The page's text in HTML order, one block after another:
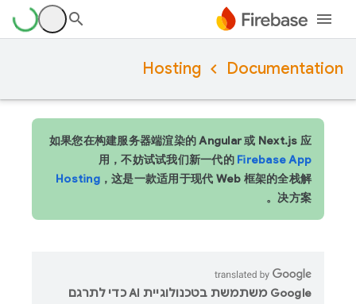
Documentation
Hosting
如果您在构建服务器端渲染的 Angular 或 Next.js 应
用，不妨试试我们新一代的 Firebase App
Hosting，这是一款适用于现代 Web 框架的全栈解
决方案。
‫Google משתמשת בטכנולוגיית AI כדי לתרגם